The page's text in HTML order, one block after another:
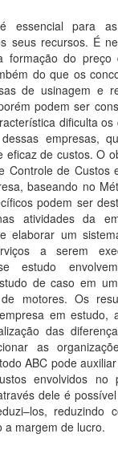
essencial para
seus recursos. É
formação do
do que os
de usinagem e
podem ser
dificulta
empresas,
eficaz de custos. O
Controle de Custos
baseando no
podem ser
atividades da
elaborar um
a serem
estudo
de caso em
motores. Os
em estudo,
das
as
ABC pode
envolvidos no
dele é
reduzindo
a margem de lucro.